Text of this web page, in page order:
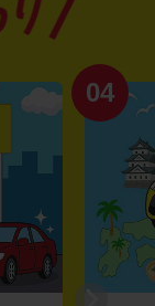
04